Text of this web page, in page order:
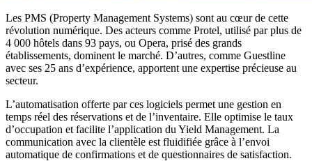
Les PMS (Property Management Systems) sont au cœur de cette
révolution numérique. Des acteurs comme Protel, utilisé par plus de
4 000 hôtels dans 93 pays, ou Opera, prisé des grands
établissements, dominent le marché. D’autres, comme Guestline
avec ses 25 ans d’expérience, apportent une expertise précieuse au
secteur.
L’automatisation offerte par ces logiciels permet une gestion en
temps réel des réservations et de l’inventaire. Elle optimise le taux
d’occupation et facilite l’application du Yield Management. La
communication avec la clientèle est fluidifiée grâce à l’envoi
automatique de confirmations et de questionnaires de satisfaction.